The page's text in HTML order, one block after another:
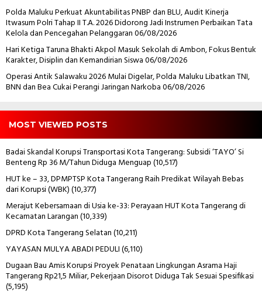
Polda Maluku Perkuat Akuntabilitas PNBP dan BLU, Audit Kinerja
Itwasum Polri Tahap II T.A. 2026 Didorong Jadi Instrumen Perbaikan Tata
Kelola dan Pencegahan Pelanggaran06/08/2026
Hari Ketiga Taruna Bhakti Akpol Masuk Sekolah di Ambon, Fokus Bentuk
Karakter, Disiplin dan Kemandirian Siswa06/08/2026
Operasi Antik Salawaku 2026 Mulai Digelar, Polda Maluku Libatkan TNI,
BNN dan Bea Cukai Perangi Jaringan Narkoba06/08/2026
MOST VIEWED POSTS
Badai Skandal Korupsi Transportasi Kota Tangerang: Subsidi ‘TAYO’ Si
Benteng Rp 36 M/Tahun Diduga Menguap(10,517)
HUT ke – 33, DPMPTSP Kota Tangerang Raih Predikat Wilayah Bebas
dari Korupsi (WBK)(10,377)
Merajut Kebersamaan di Usia ke-33: Perayaan HUT Kota Tangerang di
Kecamatan Larangan(10,339)
DPRD Kota Tangerang Selatan(10,211)
YAYASAN MULYA ABADI PEDULI(6,110)
Dugaan Bau Amis Korupsi Proyek Penataan Lingkungan Asrama Haji
Tangerang Rp21,5 Miliar, Pekerjaan Disorot Diduga Tak Sesuai Spesifikasi
(5,195)